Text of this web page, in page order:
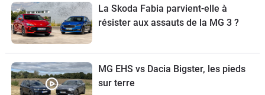
La Skoda Fabia parvient-elle à
résister aux assauts de la MG 3 ?
MG EHS vs Dacia Bigster, les pieds
sur terre